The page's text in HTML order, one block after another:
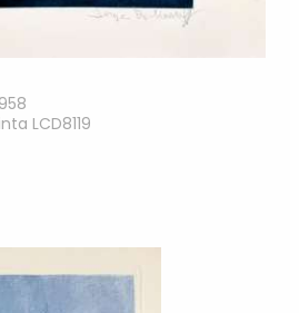
LCD8119